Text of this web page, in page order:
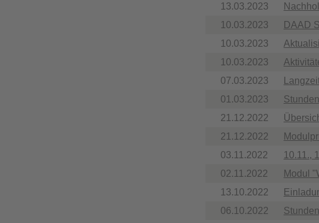
13.03.2023
10.03.2023
DAAD
10.03.2023
10.03.2023
07.03.2023
01.03.2023
21.12.2022
21.12.2022
03.11.2022
10.11.,
02.11.2022
Modul
13.10.2022
06.10.2022